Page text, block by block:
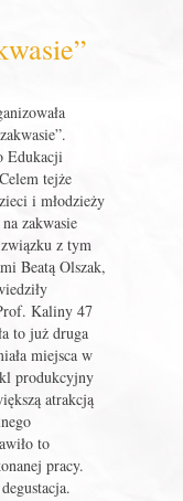
Edukacji
tejże
i młodzieży
zakwasie
z tym
Beatą Olszak,
Kaliny 47
to już druga
miejsca w
produkcyjny
atrakcją
to
pracy.